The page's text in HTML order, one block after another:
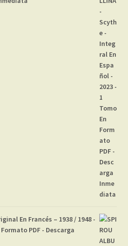
En Francés – 1938 / 1948 -
PDF - Descarga